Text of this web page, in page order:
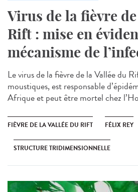
Virus de la fièvre
Rift : mise en
mécanisme de
Le virus de la fièvre de la Vallée du
moustiques, est responsable
Afrique et peut être mortel chez
FIÈVRE DE LA VALLÉE DU RIFT FÉLIX REY
STRUCTURE TRIDIMENSIONNELLE